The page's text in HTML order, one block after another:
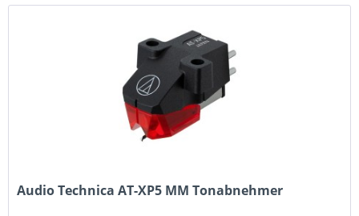
Audio Technica AT-XP5 MM Tonabnehmer